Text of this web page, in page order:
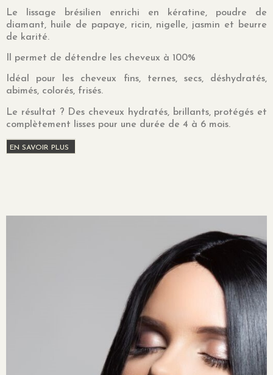
Le lissage brésilien enrichi en kératine, poudre de
diamant, huile de papaye, ricin, nigelle, jasmin et beurre
de karité.
Il permet de détendre les cheveux à 100%
Idéal pour les cheveux fins, ternes, secs, déshydratés,
abimés, colorés, frisés.
Le résultat ? Des cheveux hydratés, brillants, protégés et
complètement lisses pour une durée de 4 à 6 mois.
EN SAVOIR PLUS